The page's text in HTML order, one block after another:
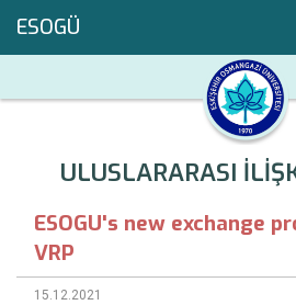
ESOGÜ
ULUSLARARASI
ESOGU's new exchange
VRP
15.12.2021